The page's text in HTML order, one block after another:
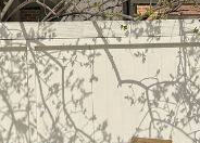
CATEGORY
도착보장⚡
인플루언서 pick!